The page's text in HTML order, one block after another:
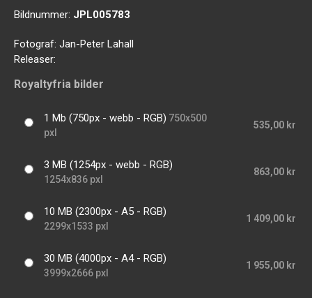
Bildnummer: JPL005783
Fotograf: Jan-Peter Lahall
Releaser:
Royaltyfria bilder
1 Mb (750px - webb - RGB) 750x500
pxl
535,00 kr
3 MB (1254px - webb - RGB)
1254x836 pxl
863,00 kr
10 MB (2300px - A5 - RGB)
2299x1533 pxl
1 409,00 kr
30 MB (4000px - A4 - RGB)
3999x2666 pxl
1 955,00 kr